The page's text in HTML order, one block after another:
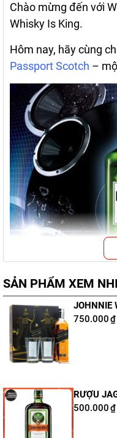
Chào mừng đến với
Whisky Is King.
Hôm nay, hãy cùng
Passport Scotch –
Passport Scotch Blended Scotch
Rượu Passport
SẢN PHẨM XEM
JOHNNIE
750.000₫
RƯỢU
500.000₫